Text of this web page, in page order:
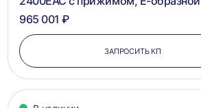
965 001 ₽
ЗАПРОСИТЬ КП